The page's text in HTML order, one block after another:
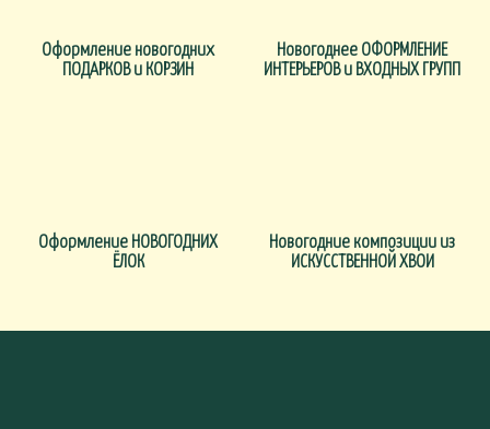
Оформление новогодних
ПОДАРКОВ и КОРЗИН
Новогоднее ОФОРМЛЕНИЕ
ИНТЕРЬЕРОВ и ВХОДНЫХ ГРУПП
Оформление НОВОГОДНИХ
ЁЛОК
Новогодние композиции из
ИСКУССТВЕННОЙ ХВОИ